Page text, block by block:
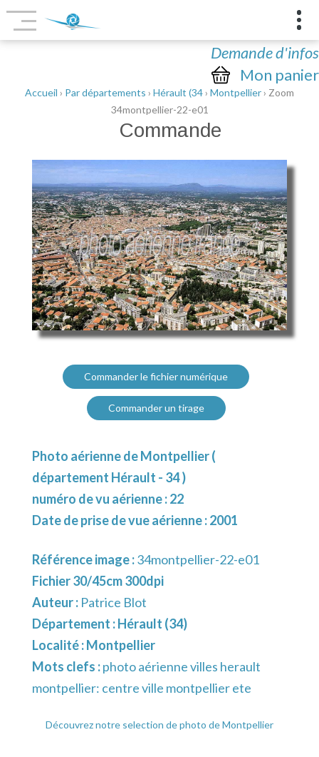
Demande d'infos
Mon panier
Accueil › Par départements › Hérault (34› Montpellier› Zoom
34montpellier-22-e01
Commande
Commander le fichier numérique
Commander un tirage
Photo aérienne de Montpellier (
département Hérault - 34 )
numéro de vu aérienne : 22
Date de prise de vue aérienne : 2001
Référence image :34montpellier-22-e01
Fichier 30/45cm 300dpi
Auteur : Patrice Blot
Département :Hérault (34)
Localité :Montpellier
Mots clefs :photo aérienne villes herault
montpellier: centre ville montpellier ete
Découvrez notre selection de photo de Montpellier